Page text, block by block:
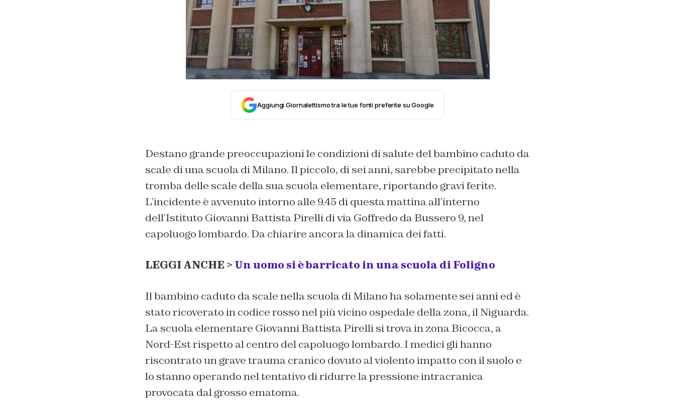
Aggiungi Giornalettismo tra le tue fonti preferite su Google
Destano grande preoccupazioni le condizioni di salute del bambino caduto da
scale di una scuola di Milano. Il piccolo, di sei anni, sarebbe precipitato nella
tromba delle scale della sua scuola elementare, riportando gravi ferite.
L’incidente è avvenuto intorno alle 9.45 di questa mattina all’interno
dell’Istituto Giovanni Battista Pirelli di via Goffredo da Bussero 9, nel
capoluogo lombardo. Da chiarire ancora la dinamica dei fatti.
LEGGI ANCHE > Un uomo si è barricato in una scuola di Foligno
Il bambino caduto da scale nella scuola di Milano ha solamente sei anni ed è
stato ricoverato in codice rosso nel più vicino ospedale della zona, il Niguarda.
La scuola elementare Giovanni Battista Pirelli si trova in zona Bicocca, a
Nord-Est rispetto al centro del capoluogo lombardo. I medici gli hanno
riscontrato un grave trauma cranico dovuto al violento impatto con il suolo e
lo stanno operando nel tentativo di ridurre la pressione intracranica
provocata dal grosso ematoma.